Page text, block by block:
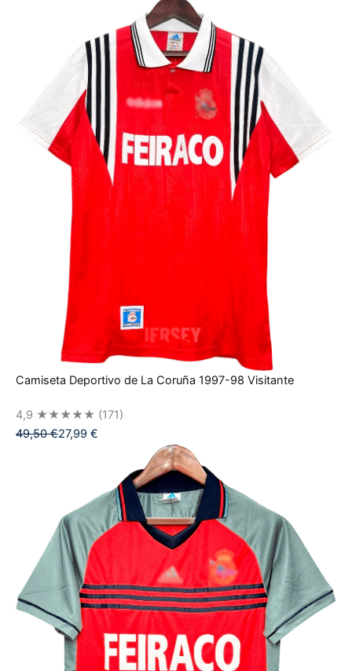
Camiseta Deportivo de La Coruña 1997-98 Visitante
4,9 ★★★★★ (171)
49,50€27,99 €